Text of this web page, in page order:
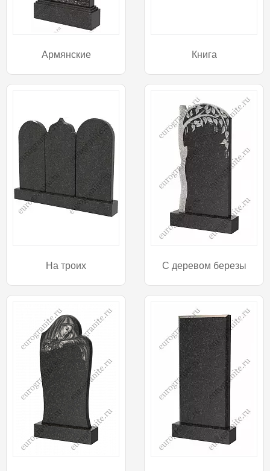
Армянские Книга
На троих С деревом березы